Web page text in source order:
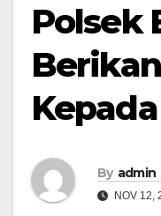
Polsek
By admin
NOV 12,